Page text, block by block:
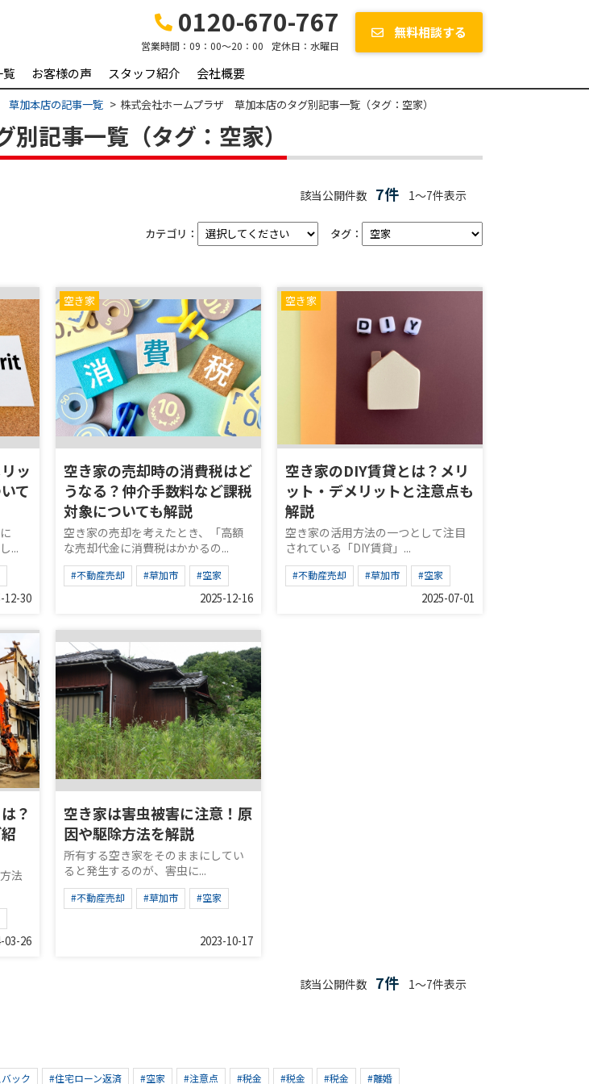
0120-670-767
営業時間： 09：00～20：00 定休日： 水曜日
無料相談する
覧 お客様の声 スタッフ紹介 会社概要
草加本店の記事一覧 株式会社ホームプラザ 草加本店のタグ別記事一覧（タグ：空家）
記事一覧（タグ：空家）
該当公開件数 7件 1～7件表示
カテゴリ： タグ：
ッ
て
...
12-30
空き家
空き家の売却時の消費税はど
うなる？仲介手数料など課税
対象についても解説
空き家の売却を考えたとき、「高額
な売却代金に消費税はかかるの...
#不動産売却 #草加市 #空家
2025-12-16
空き家
空き家のDIY賃貸とは？メリ
ット・デメリットと注意点も
解説
空き家の活用方法の一つとして注目
されている「DIY賃貸」...
#不動産売却 #草加市 #空家
2025-07-01
？
法
03-26
空き家は害虫被害に注意！原
因や駆除方法を解説
所有する空き家をそのままにしてい
ると発生するのが、害虫に...
#不動産売却 #草加市 #空家
2023-10-17
該当公開件数 7件 1～7件表示
ック #住宅ローン返済 #空家 #注意点 #税金 #税金 #税金 #離婚